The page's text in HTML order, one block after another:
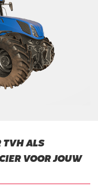
TVH ALS
VOOR JOUW